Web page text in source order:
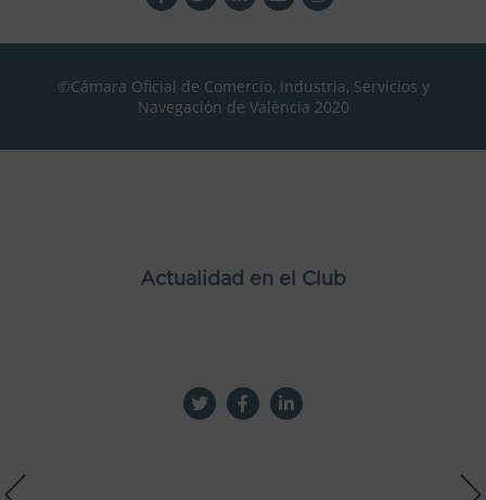
©Cámara Oficial de Comercio, Industria, Servicios y
Navegación de València 2020
Actualidad en el Club